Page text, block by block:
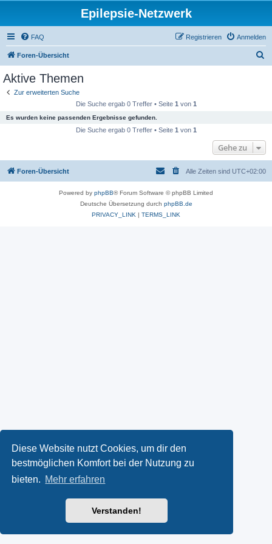
Diese Website nutzt Cookies, um dir den
bestmöglichen Komfort bei der Nutzung zu
bieten. Mehr erfahren
Verstanden!
Epilepsie-Netzwerk
FAQ Anmelden
Registrieren
Foren-Übersicht
Aktive Themen
Zur erweiterten Suche
Die Suche ergab 0 Treffer • Seite 1 von 1
Es wurden keine passenden Ergebnisse gefunden.
Die Suche ergab 0 Treffer • Seite 1 von 1
Gehe zu
Foren-Übersicht Alle Zeiten sind UTC+02:00
Powered by phpBB® Forum Software © phpBB Limited
Deutsche Übersetzung durch phpBB.de
PRIVACY_LINK | TERMS_LINK